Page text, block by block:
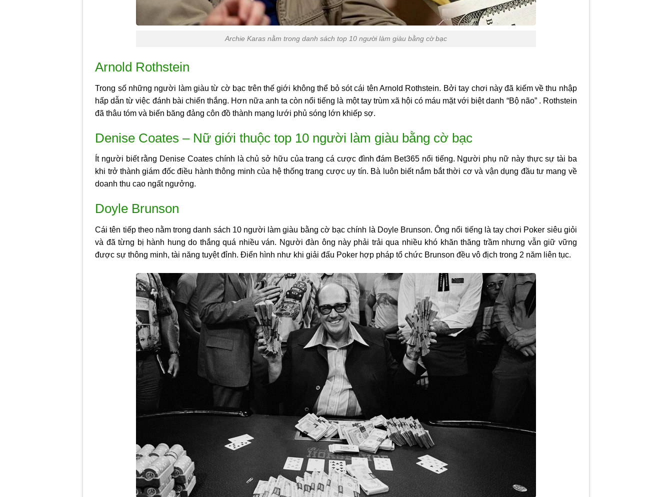
Archie Karas nằm trong danh sách top 10 người làm giàu bằng cờ bạc
Arnold Rothstein
Trong số những người làm giàu từ cờ bạc trên thế giới không thể bỏ sót cái tên Arnold Rothstein. Bởi tay chơi này đã kiếm về thu nhập
hấp dẫn từ việc đánh bài chiến thắng. Hơn nữa anh ta còn nổi tiếng là một tay trùm xã hội có máu mặt với biệt danh “Bộ não” . Rothstein
đã thâu tóm và biến băng đảng côn đồ thành mạng lưới phủ sóng lớn khiếp sợ.
Denise Coates – Nữ giới thuộc top 10 người làm giàu bằng cờ bạc
Ít người biết rằng Denise Coates chính là chủ sở hữu của trang cá cược đình đám Bet365 nổi tiếng. Người phụ nữ này thực sự tài ba
khi trở thành giám đốc điều hành thông minh của hệ thống trang cược uy tín. Bà luôn biết nắm bắt thời cơ và vận dụng đầu tư mang về
doanh thu cao ngất ngưởng.
Doyle Brunson
Cái tên tiếp theo nằm trong danh sách 10 người làm giàu bằng cờ bạc chính là Doyle Brunson. Ông nổi tiếng là tay chơi Poker siêu giỏi
và đã từng bị hành hung do thắng quá nhiều ván. Người đàn ông này phải trải qua nhiều khó khăn thăng trầm nhưng vẫn giữ vững
được sự thông minh, tài năng tuyệt đỉnh. Điển hình như khi giải đấu Poker hợp pháp tổ chức Brunson đều vô địch trong 2 năm liên tục.